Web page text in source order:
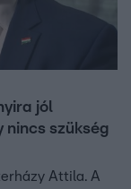
jól
nincs szükség
Attila. A